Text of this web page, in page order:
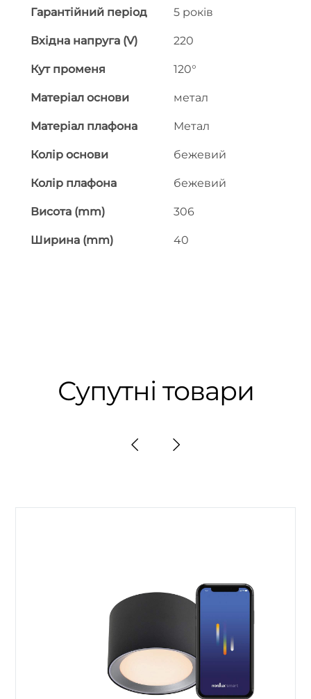
Гарантійний період 5 років
Вхідна напруга (V) 220
Кут променя 120°
Матеріал основи метал
Матеріал плафона Метал
Колір основи бежевий
Колір плафона бежевий
Висота (mm) 306
Ширина (mm) 40
Супутні товари